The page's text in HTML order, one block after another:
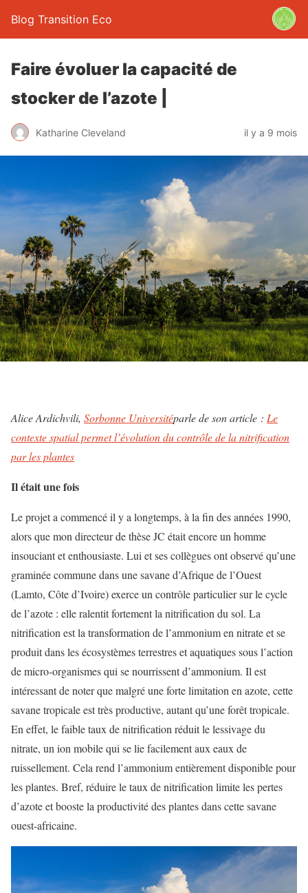
Blog Transition Eco
Faire évoluer la capacité de
stocker de l’azote |
Katharine Cleveland il y a 9 mois
Alice Ardichvili, Sorbonne Universitéparle de son article : Le
contexte spatial permet l’évolution du contrôle de la nitrification
par les plantes
Il était une fois
Le projet a commencé il y a longtemps, à la fin des années 1990,
alors que mon directeur de thèse JC était encore un homme
insouciant et enthousiaste. Lui et ses collègues ont observé qu’une
graminée commune dans une savane d’Afrique de l’Ouest
(Lamto, Côte d’Ivoire) exerce un contrôle particulier sur le cycle
de l’azote : elle ralentit fortement la nitrification du sol. La
nitrification est la transformation de l’ammonium en nitrate et se
produit dans les écosystèmes terrestres et aquatiques sous l’action
de micro-organismes qui se nourrissent d’ammonium. Il est
intéressant de noter que malgré une forte limitation en azote, cette
savane tropicale est très productive, autant qu’une forêt tropicale.
En effet, le faible taux de nitrification réduit le lessivage du
nitrate, un ion mobile qui se lie facilement aux eaux de
ruissellement. Cela rend l’ammonium entièrement disponible pour
les plantes. Bref, réduire le taux de nitrification limite les pertes
d’azote et booste la productivité des plantes dans cette savane
ouest-africaine.